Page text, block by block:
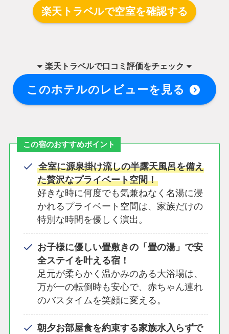
楽天トラベルで空室を確認する
楽天トラベルで口コミ評価をチェック
このホテルのレビューを見る
この宿のおすすめポイント
全室に源泉掛け流しの半露天風呂を備え
た贅沢なプライベート空間！
好きな時に何度でも気兼ねなく名湯に浸
かれるプライベート空間は、家族だけの
特別な時間を優しく演出。
お子様に優しい畳敷きの「畳の湯」で安
全ステイを叶える宿！
足元が柔らかく温かみのある大浴場は、
万が一の転倒時も安心で、赤ちゃん連れ
のバスタイムを笑顔に変える。
朝夕お部屋食を約束する家族水入らずで